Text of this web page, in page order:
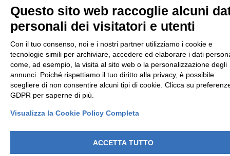
© Copyright by Società Nazionale di mutuo soccorso Cesare
Pozzo - ETS
Codice fiscale: 80074030158 | Albo società cooperative sez.
società di mutuo soccorso n° C100040
Via San Gregorio 46/48 - 20124 Milano |
infocenter@mutuacesarepozzo.it
Cookie Policy-Privacy Policy-Modifica preferenze Cookie
Questo sito web raccoglie alcuni
personali dei visitatori e utenti
Con il tuo consenso, noi e i nostri partner utilizziamo i cookie e
tecnologie simili per archiviare, accedere ed elaborare i dati
come, ad esempio, la visita al sito web o la personalizzazione degli
annunci. Poiché rispettiamo il tuo diritto alla privacy, è possibile
scegliere di non consentire alcuni tipi di cookie. Clicca su
GDPR per saperne di più.
Visualizza la Cookie Policy Completa
ACCETTA TUTTO